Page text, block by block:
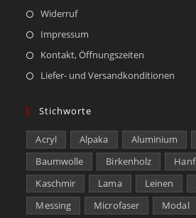
Widerruf
Impressum
Kontakt, Öffnungszeiten
Liefer- und Versandkonditionen
Stichworte
Acryl Alpaka Aluminium
Baumwolle
Birkenholz Hanf
Kaschmir
Lama Leinen
Messing
Microfaser Modal